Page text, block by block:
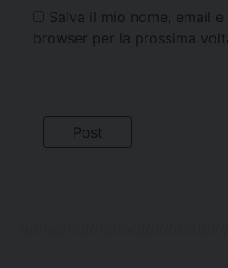
Salva il mio nome, email
browser per la prossima